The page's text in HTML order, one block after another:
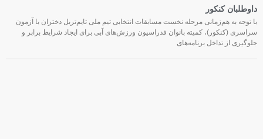
داوطلبان کنکور
با توجه به هم‌زمانی مرحله نخست مسابقات انتخابی تیم ملی تایم‌تریل دختران با آزمون
سراسری (کنکور)، کمیته بانوان فدراسیون ورزش‌های آبی برای ایجاد شرایط برابر و
جلوگیری از تداخل برنامه‌های